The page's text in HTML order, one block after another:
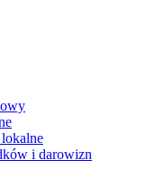
i darowizn